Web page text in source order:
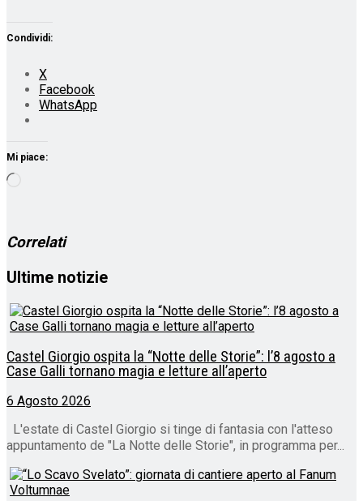
Condividi:
X
Facebook
WhatsApp
Mi piace:
Correlati
Ultime notizie
Castel Giorgio ospita la “Notte delle Storie”: l’8 agosto a
Case Galli tornano magia e letture all’aperto
6 Agosto 2026
L'estate di Castel Giorgio si tinge di fantasia con l'atteso
appuntamento de "La Notte delle Storie", in programma per...